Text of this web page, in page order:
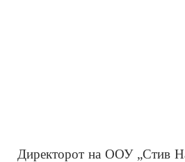
Директорот на ООУ „Стив